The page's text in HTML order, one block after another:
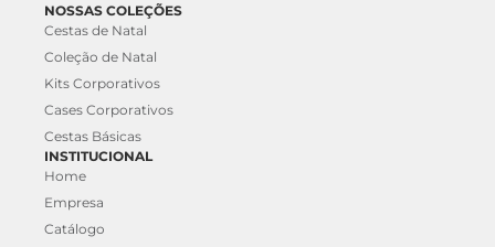
NOSSAS COLEÇÕES
Cestas de Natal
Coleção de Natal
Kits Corporativos
Cases Corporativos
Cestas Básicas
INSTITUCIONAL
Home
Empresa
Catálogo